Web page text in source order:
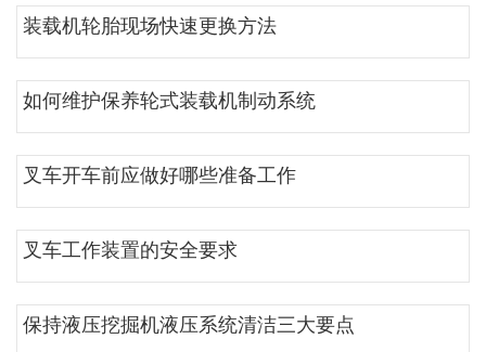
装载机轮胎现场快速更换方法
如何维护保养轮式装载机制动系统
叉车开车前应做好哪些准备工作
叉车工作装置的安全要求
保持液压挖掘机液压系统清洁三大要点